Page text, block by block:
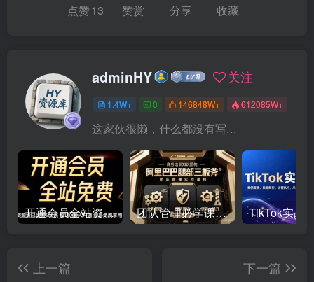
点赞13 赞赏 分享 收藏
adminHY 关注
1.4W+ 0 146848W+ 612085W+
这家伙很懒，什么都没有写...
开通会员全站资源免费下载 开通VIP会员 HY资源库 团队管理必学课程系列，阿里巴巴“腿部三板斧”
上一篇
下一篇